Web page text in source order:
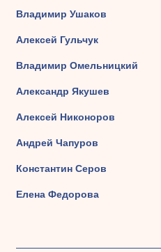
Владимир Ушаков
Алексей Гульчук
Владимир Омельницкий
Александр Якушев
Алексей Никоноров
Андрей Чапуров
Константин Серов
Елена Федорова